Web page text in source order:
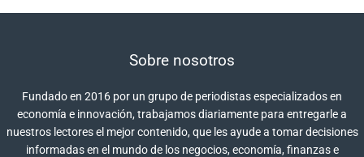
Sobre nosotros
Fundado en 2016 por un grupo de periodistas especializados en
economía e innovación, trabajamos diariamente para entregarle a
nuestros lectores el mejor contenido, que les ayude a tomar decisiones
informadas en el mundo de los negocios, economía, finanzas e